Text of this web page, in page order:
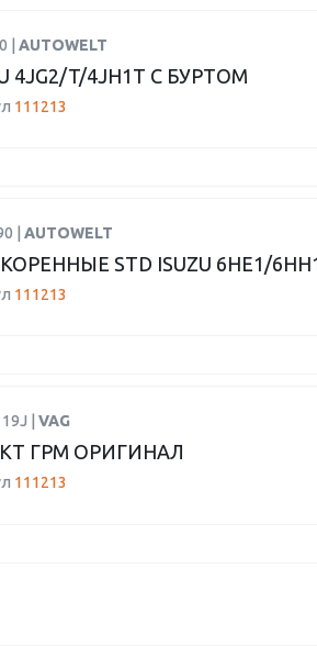
| AUTOWELT
4JG2/T/4JH1T С БУРТОМ
111213
| AUTOWELT
STD ISUZU 6HE1/
111213
| VAG
ГРМ ОРИГИНАЛ
111213